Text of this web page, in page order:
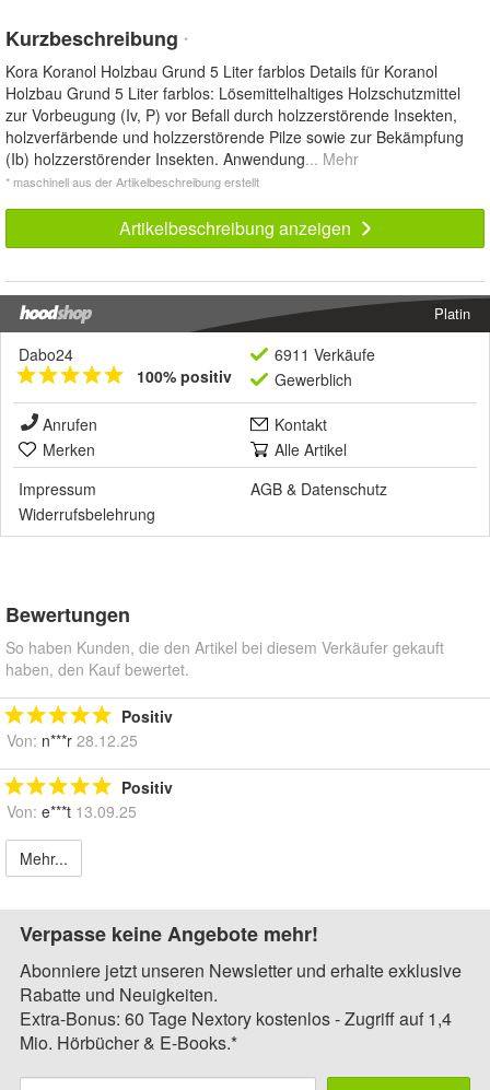
Kurzbeschreibung *
Kora Koranol Holzbau Grund 5 Liter farblos Details für Koranol
Holzbau Grund 5 Liter farblos: Lösemittelhaltiges Holzschutzmittel
zur Vorbeugung (Iv, P) vor Befall durch holzzerstörende Insekten,
holzverfärbende und holzzerstörende Pilze sowie zur Bekämpfung
(Ib) holzzerstörender Insekten. Anwendung... Mehr
* maschinell aus der Artikelbeschreibung erstellt
Artikelbeschreibung anzeigen
Platin
Dabo24
100% positiv
6911 Verkäufe
Gewerblich
Anrufen
Kontakt
Merken
Alle Artikel
Impressum
AGB & Datenschutz
Widerrufsbelehrung
Bewertungen
So haben Kunden, die den Artikel bei diesem Verkäufer gekauft
haben, den Kauf bewertet.
Positiv
Von: n***r 28.12.25
Positiv
Von: e***t 13.09.25
Mehr...
Verpasse keine Angebote mehr!
Abonniere jetzt unseren Newsletter und erhalte exklusive
Rabatte und Neuigkeiten.
Extra-Bonus: 60 Tage Nextory kostenlos - Zugriff auf 1,4
Mio. Hörbücher & E-Books.*